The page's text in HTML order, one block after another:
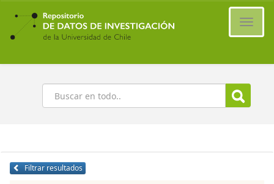
Ir
contenido
principal
Buscar
Filtrar resultados